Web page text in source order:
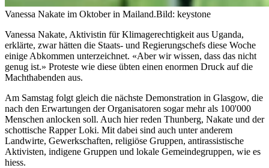
Vanessa Nakate im Oktober in Mailand.Bild: keystone
Vanessa Nakate, Aktivistin für Klimagerechtigkeit aus Uganda,
erklärte, zwar hätten die Staats- und Regierungschefs diese Woche
einige Abkommen unterzeichnet. «Aber wir wissen, dass das nicht
genug ist.» Proteste wie diese übten einen enormen Druck auf die
Machthabenden aus.
Am Samstag folgt gleich die nächste Demonstration in Glasgow, die
nach den Erwartungen der Organisatoren sogar mehr als 100'000
Menschen anlocken soll. Auch hier reden Thunberg, Nakate und der
schottische Rapper Loki. Mit dabei sind auch unter anderem
Landwirte, Gewerkschaften, religiöse Gruppen, antirassistische
Aktivisten, indigene Gruppen und lokale Gemeindegruppen, wie es
hiess.